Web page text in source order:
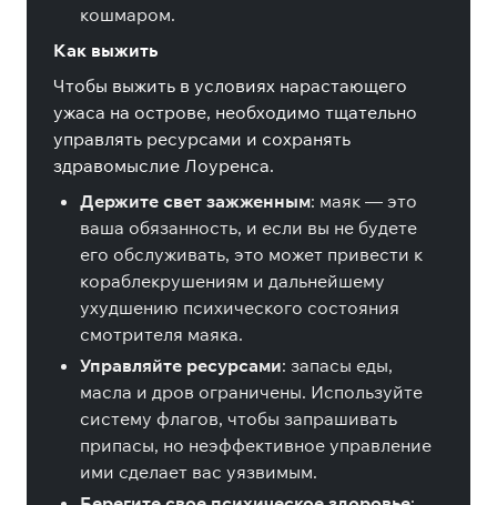
кошмаром.
Как выжить
Чтобы выжить в условиях нарастающего
ужаса на острове, необходимо тщательно
управлять ресурсами и сохранять
здравомыслие Лоуренса.
Держите свет зажженным: маяк — это
ваша обязанность, и если вы не будете
его обслуживать, это может привести к
кораблекрушениям и дальнейшему
ухудшению психического состояния
смотрителя маяка.
Управляйте ресурсами: запасы еды,
масла и дров ограничены. Используйте
систему флагов, чтобы запрашивать
припасы, но неэффективное управление
ими сделает вас уязвимым.